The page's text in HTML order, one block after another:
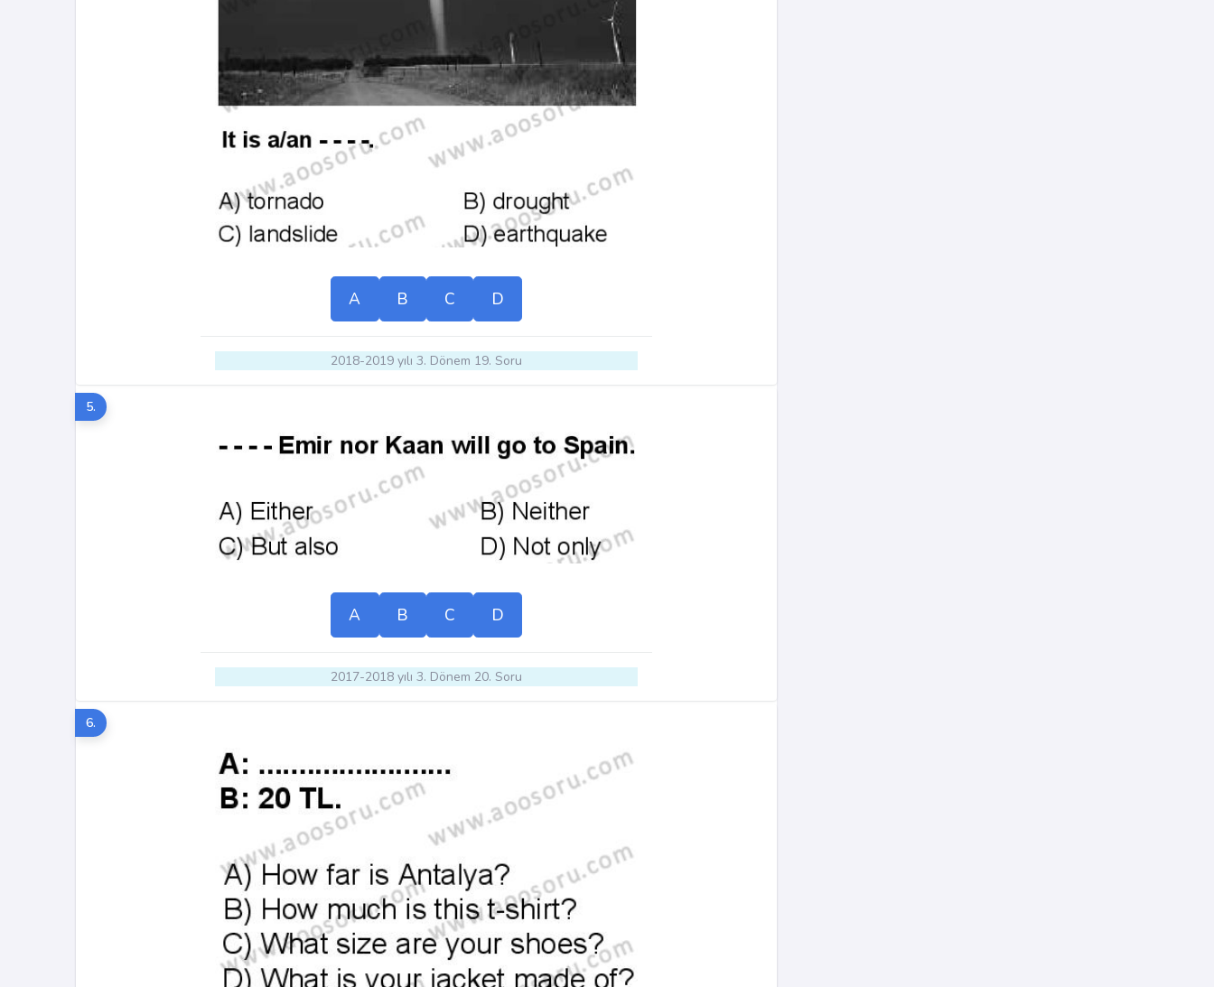
A B C D
2018-2019 yılı 3. Dönem 19. Soru
5.
A B C D
2017-2018 yılı 3. Dönem 20. Soru
6.